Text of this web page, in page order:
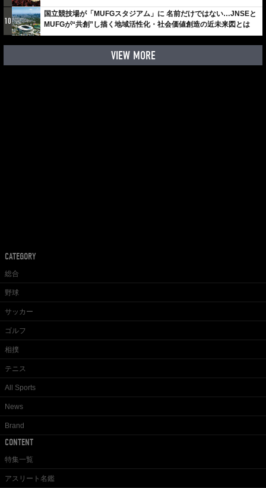
10
国立競技場が「MUFGスタジアム」に 名前だけではない…JNSEと
MUFGが“共創”し描く地域活性化・社会価値創造の近未来図とは
VIEW MORE
CATEGORY
総合
野球
サッカー
ゴルフ
相撲
テニス
All Sports
News
Brand
CONTENT
特集一覧
アスリート名鑑